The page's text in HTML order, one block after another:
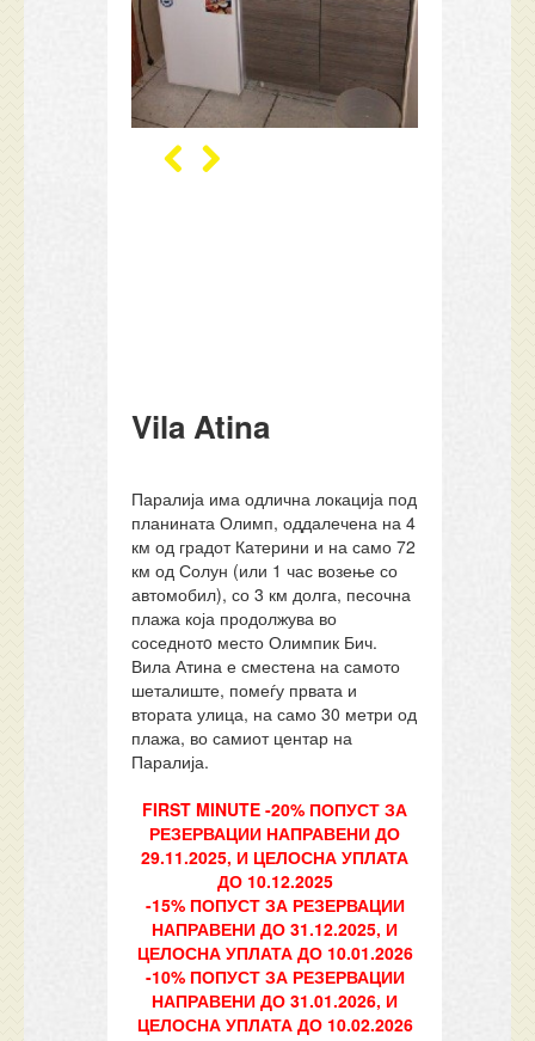
Vila Atina
Паралија има одлична локација под
планината Олимп, оддалечена на 4
км од градот Катерини и на само 72
км од Солун (или 1 час возење со
автомобил), со 3 км долга, песочна
плажа која продолжува во
соседнотo место Олимпик Бич.
Вила Атина е сместена на самото
шеталиште, помеѓу првата и
втората улица, на само 30 метри од
плажа, во самиот центар на
Паралија.
FIRST MINUTE -20% ПОПУСТ ЗА
РЕЗЕРВАЦИИ НАПРАВЕНИ ДО
29.11.2025, И ЦЕЛОСНА УПЛАТА
ДО 10.12.2025
-15% ПОПУСТ ЗА РЕЗЕРВАЦИИ
НАПРАВЕНИ ДО 31.12.2025, И
ЦЕЛОСНА УПЛАТА ДО 10.01.2026
-10% ПОПУСТ ЗА РЕЗЕРВАЦИИ
НАПРАВЕНИ ДО 31.01.2026, И
ЦЕЛОСНА УПЛАТА ДО 10.02.2026